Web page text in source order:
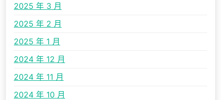
2025 年 3 月
2025 年 2 月
2025 年 1 月
2024 年 12 月
2024 年 11 月
2024 年 10 月